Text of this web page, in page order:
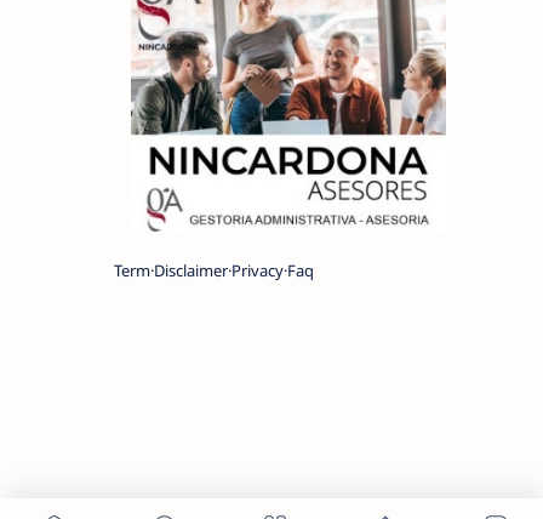
Term Disclaimer Privacy Faq